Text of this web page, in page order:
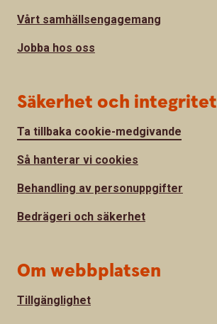
Vårt samhällsengagemang
Jobba hos oss
Säkerhet och integritet
Ta tillbaka cookie-medgivande
Så hanterar vi cookies
Behandling av personuppgifter
Bedrägeri och säkerhet
Om webbplatsen
Tillgänglighet